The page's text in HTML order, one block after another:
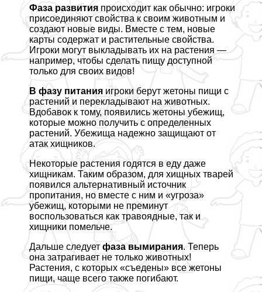
Фаза развития происходит как обычно: игроки
присоединяют свойства к своим животным и
создают новые виды. Вместе с тем, новые
карты содержат и растительные свойства.
Игроки могут выкладывать их на растения —
например, чтобы сделать пищу доступной
только для своих видов!
В фазу питания игроки берут жетоны пищи с
растений и перекладывают на животных.
Вдобавок к тому, появились жетоны убежищ,
которые можно получить с определенных
растений. Убежища надежно защищают от
атак хищников.
Некоторые растения годятся в еду даже
хищникам. Таким образом, для хищных тварей
появился альтернативный источник
пропитания, но вместе с ним и «угроза»
убежищ, которыми не преминут
воспользоваться как травоядные, так и
хищники помельче.
Дальше следует фаза вымирания. Теперь
она затрагивает не только животных!
Растения, с которых «съедены» все жетоны
пищи, чаще всего также погибают.